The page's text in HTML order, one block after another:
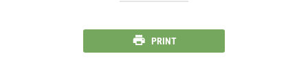
PRINT